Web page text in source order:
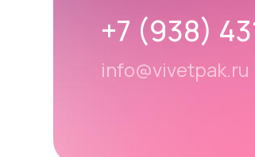
+7 (938)
info@vivetpak.ru